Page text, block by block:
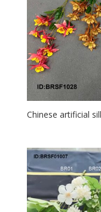
Chinese artificial